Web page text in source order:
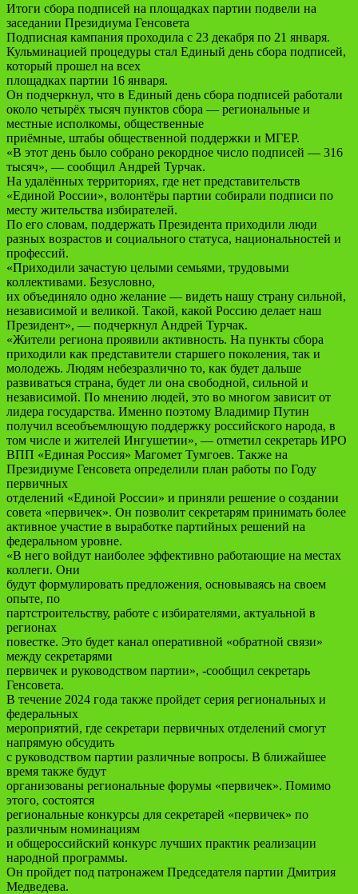
Итоги сбора подписей на площадках партии подвели на
заседании Президиума Генсовета
Подписная кампания проходила с 23 декабря по 21 января.
Кульминацией процедуры стал Единый день сбора подписей,
который прошел на всех
площадках партии 16 января.
Он подчеркнул, что в Единый день сбора подписей работали
около четырёх тысяч пунктов сбора — региональные и
местные исполкомы, общественные
приёмные, штабы общественной поддержки и МГЕР.
«В этот день было собрано рекордное число подписей — 316
тысяч», — сообщил Андрей Турчак.
На удалённых территориях, где нет представительств
«Единой России», волонтёры партии собирали подписи по
месту жительства избирателей.
По его словам, поддержать Президента приходили люди
разных возрастов и социального статуса, национальностей и
профессий.
«Приходили зачастую целыми семьями, трудовыми
коллективами. Безусловно,
их объединяло одно желание — видеть нашу страну сильной,
независимой и великой. Такой, какой Россию делает наш
Президент», — подчеркнул Андрей Турчак.
«Жители региона проявили активность. На пункты сбора
приходили как представители старшего поколения, так и
молодежь. Людям небезразлично то, как будет дальше
развиваться страна, будет ли она свободной, сильной и
независимой. По мнению людей, это во многом зависит от
лидера государства. Именно поэтому Владимир Путин
получил всеобъемлющую поддержку российского народа, в
том числе и жителей Ингушетии», — отметил секретарь ИРО
ВПП «Единая Россия» Магомет Тумгоев. Также на
Президиуме Генсовета определили план работы по Году
первичных
отделений «Единой России» и приняли решение о создании
совета «первичек». Он позволит секретарям принимать более
активное участие в выработке партийных решений на
федеральном уровне.
«В него войдут наиболее эффективно работающие на местах
коллеги. Они
будут формулировать предложения, основываясь на своем
опыте, по
партстроительству, работе с избирателями, актуальной в
регионах
повестке. Это будет канал оперативной «обратной связи»
между секретарями
первичек и руководством партии», -сообщил секретарь
Генсовета.
В течение 2024 года также пройдет серия региональных и
федеральных
мероприятий, где секретари первичных отделений смогут
напрямую обсудить
с руководством партии различные вопросы. В ближайшее
время также будут
организованы региональные форумы «первичек». Помимо
этого, состоятся
региональные конкурсы для секретарей «первичек» по
различным номинациям
и общероссийский конкурс лучших практик реализации
народной программы.
Он пройдет под патронажем Председателя партии Дмитрия
Медведева.